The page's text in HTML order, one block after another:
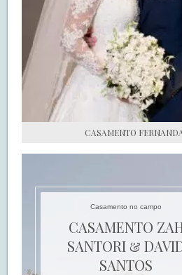
CASAMENTO
Casamento no campo
CASAMENTO
SANTORI &
SANTOS